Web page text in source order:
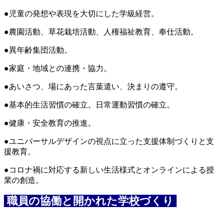
●児童の発想や表現を大切にした学級経営。
●農園活動、草花栽培活動、人権福祉教育、奉仕活動。
●異年齢集団活動。
●家庭・地域との連携・協力。
●あいさつ、場にあった言葉遣い、決まりの遵守。
●基本的生活習慣の確立。日常運動習慣の確立。
●健康・安全教育の推進。
●ユニバーサルデザインの視点に立った支援体制づくりと支
援教育。
●コロナ禍に対応する新しい生活様式とオンラインによる授
業の創造。
職員の協働と開かれた学校づくり